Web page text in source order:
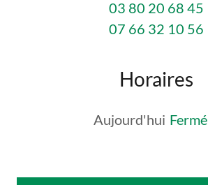
03 80 20 68 45
07 66 32 10 56
Horaires
Aujourd'hui Fermé